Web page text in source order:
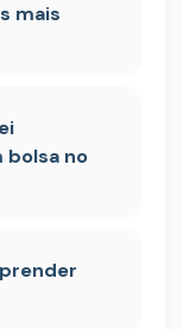
mais
no